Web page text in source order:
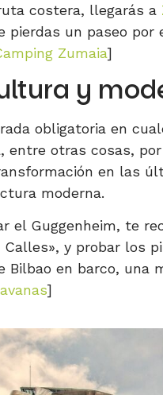
costera, llegarás a
pierdas un paseo
Zumaia]
y
obligatoria en
entre otras cosas,
en las
moderna.
el Guggenheim, te
Calles», y probar los
Bilbao en barco,
]